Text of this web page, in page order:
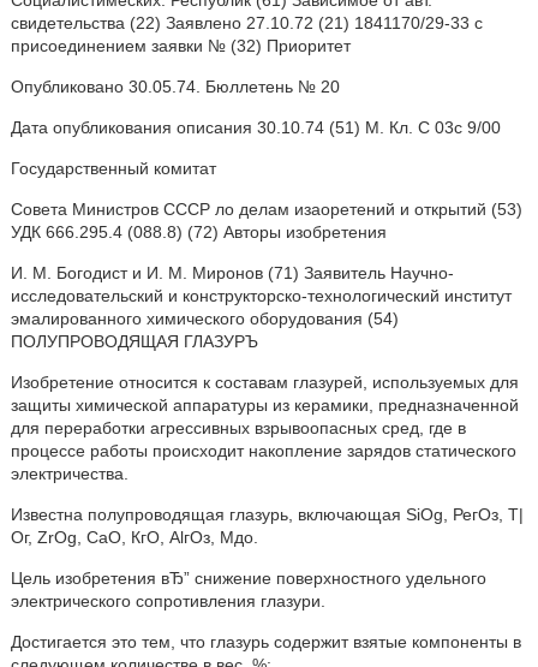
свидетельства (22) Заявлено 27.10.72 (21) 1841170/29-33 с
присоединением заявки № (32) Приоритет
Опубликовано 30.05.74. Бюллетень № 20
Дата опубликования описания 30.10.74 (51) М. Кл. С 03с 9/00
Государственный комитат
Совета Министров СССР ло делам изаоретений и открытий (53)
УДК 666.295.4 (088.8) (72) Авторы изобретения
И. М. Богодист и И. М. Миронов (71) Заявитель Научно-
исследовательский и конструкторско-технологический институт
эмалированного химического оборудования (54)
ПОЛУПРОВОДЯЩАЯ ГЛАЗУРЪ
Изобретение относится к составам глазурей, используемых для
защиты химической аппаратуры из керамики, предназначенной
для переработки агрессивных взрывоопасных сред, где в
процессе работы происходит накопление зарядов статического
электричества.
Известна полупроводящая глазурь, включающая SiOg, РегОз, Т|
Ог, ZrOg, СаО, КгО, АlгОз, Мдо.
Цель изобретения вЂ” снижение поверхностного удельного
электрического сопротивления глазури.
Достигается это тем, что глазурь содержит взятые компоненты в